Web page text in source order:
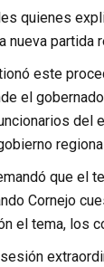
quienes
nueva
este
el
del
que
Cornejo
el tema, los